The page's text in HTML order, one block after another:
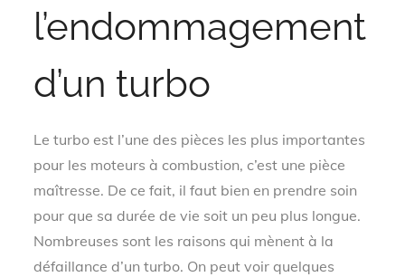
l’endommagement
d’un turbo
Le turbo est l’une des pièces les plus importantes
pour les moteurs à combustion, c’est une pièce
maîtresse. De ce fait, il faut bien en prendre soin
pour que sa durée de vie soit un peu plus longue.
Nombreuses sont les raisons qui mènent à la
défaillance d’un turbo. On peut voir quelques